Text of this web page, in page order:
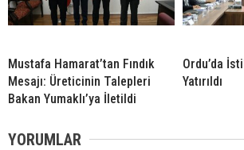
Mustafa Hamarat’tan Fındık
Mesajı: Üreticinin Talepleri
Bakan Yumaklı’ya İletildi
Ordu’da
Yatırıldı
YORUMLAR